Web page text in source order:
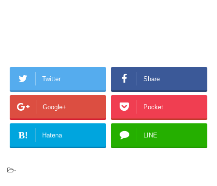
Twitter Share
Google+ Pocket
B! Hatena LINE
-